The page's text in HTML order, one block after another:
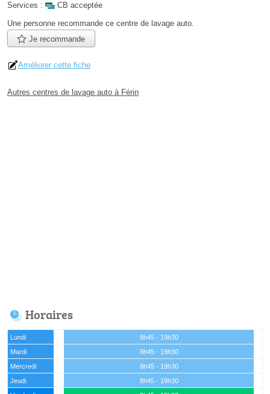
Services :
CB acceptée
Une personne recommande ce centre de lavage auto.
Je recommande
Améliorer cette fiche
Autres centres de lavage auto à Férin
Horaires
Lundi
8h45 - 19h30
Mardi
8h45 - 19h30
Mercredi
8h45 - 19h30
Jeudi
8h45 - 19h30